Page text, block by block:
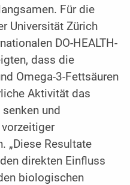
Für die
Universität Zürich
DO-HEALTH-
dass die
Omega-3-Fettsäuren
Aktivität das
und
„Diese Resultate
direkten Einfluss
biologischen